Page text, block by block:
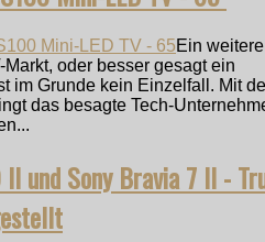
Ein
Markt, oder besser gesagt ein
im Grunde kein Einzelfall. Mit
das besagte Tech-
und Sony Bravia 7 II -